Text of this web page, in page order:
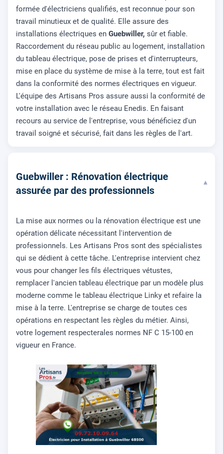
formée d'électriciens qualifiés, est reconnue pour son
travail minutieux et de qualité. Elle assure des
installations électriques en Guebwiller, sûr et fiable.
Raccordement du réseau public au logement, installation
du tableau électrique, pose de prises et d'interrupteurs,
mise en place du système de mise à la terre, tout est fait
dans la conformité des normes électriques en vigueur.
L'équipe des Artisans Pros assure aussi la conformité de
votre installation avec le réseau Enedis. En faisant
recours au service de l'entreprise, vous bénéficiez d'un
travail soigné et sécurisé, fait dans les règles de l'art.
Guebwiller : Rénovation électrique
assurée par des professionnels
▾
La mise aux normes ou la rénovation électrique est une
opération délicate nécessitant l'intervention de
professionnels. Les Artisans Pros sont des spécialistes
qui se dédient à cette tâche. L'entreprise intervient chez
vous pour changer les fils électriques vétustes,
remplacer l'ancien tableau électrique par un modèle plus
moderne comme le tableau électrique Linky et refaire la
mise à la terre. L'entreprise se charge de toutes ces
opérations en respectant les règles du métier. Ainsi,
votre logement respecterales normes NF C 15-100 en
vigueur en France.